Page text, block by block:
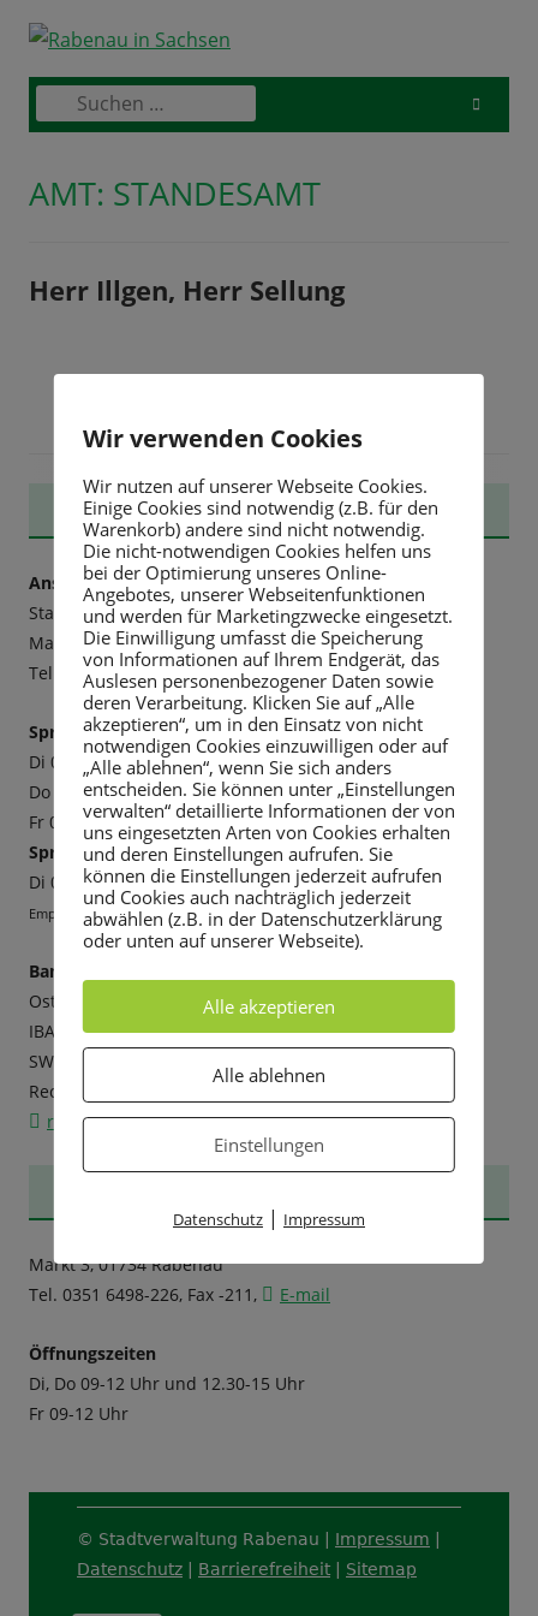
Skip
contentPrimary
Suchen
nach:
AMT: STANDESAMT
Herr Illgen, Herr Sellung
Haupt-
Seitenleiste
STADTVERWALTUNG
Anschrift:
Stadtverwaltung Rabenau
Markt 3, 01734 Rabenau
Tel. 0351 6498-20, Fax -211,
E-mail
Sprechzeiten:
Di 09-12 Uhr und 13-18 Uhr
Do 09-12 Uhr und 13-16 Uhr
Fr 09-12 Uhr
Sprechzeiten Bürgermeister:
Di 09-12 Uhr und 13-18 Uhr
Empfehlenswert ist die Vereinbarung eines Termins.
Bankverbindung
Ostsächsische Sparkasse Dresden
IBAN: DE14850503003024000460
SWIFT (BIC): OSDDDE81XXX
Rechnungen senden Sie bitte an:
rechnung@stadt-rabenau.de
Markt 3, 01734 Rabenau
Tel. 0351 6498-226, Fax -211,
E-mail
Öffnungszeiten
Di, Do 09-12 Uhr und 12.30-15 Uhr
Fr 09-12 Uhr
Footer
Content
© Stadtverwaltung Rabenau | Impressum
Datenschutz
Barrierefreiheit Sitemap
Wir verwenden Cookies
Wir nutzen auf unserer Webseite Cookies.
Einige Cookies sind notwendig (z.B. für den
Warenkorb) andere sind nicht notwendig.
Die nicht-notwendigen Cookies helfen uns
bei der Optimierung unseres Online-
Angebotes, unserer Webseitenfunktionen
und werden für Marketingzwecke eingesetzt.
Die Einwilligung umfasst die Speicherung
von Informationen auf Ihrem Endgerät, das
Auslesen personenbezogener Daten sowie
deren Verarbeitung. Klicken Sie auf „Alle
akzeptieren“, um in den Einsatz von nicht
notwendigen Cookies einzuwilligen oder auf
„Alle ablehnen“, wenn Sie sich anders
entscheiden. Sie können unter „Einstellungen
verwalten“ detaillierte Informationen der von
uns eingesetzten Arten von Cookies erhalten
und deren Einstellungen aufrufen. Sie
können die Einstellungen jederzeit aufrufen
und Cookies auch nachträglich jederzeit
abwählen (z.B. in der Datenschutzerklärung
oder unten auf unserer Webseite).
Alle akzeptieren
Alle ablehnen
Einstellungen
Datenschutz| Impressum